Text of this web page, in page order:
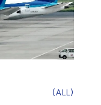
(ALL)